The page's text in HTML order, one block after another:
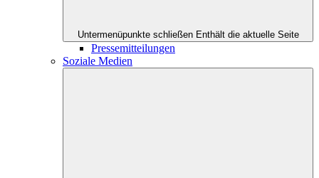
Untermenüpunkte schließen Enthält die aktuelle Seite
Pressemitteilungen
Soziale Medien